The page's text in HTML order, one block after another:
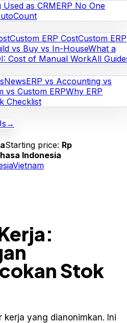
as CRMERP No One
Custom ERP CostCustom ERP
vs Buy vs In-HouseWhat a
Cost of Manual WorkAll
NewsERP vs Accounting vs
vs Custom ERPWhy ERP
Checklist
→
Starting price: Rp
Indonesia
Vietnam
Stok
kerja yang dianonimkan. Ini